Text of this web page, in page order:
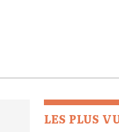
LES PLUS